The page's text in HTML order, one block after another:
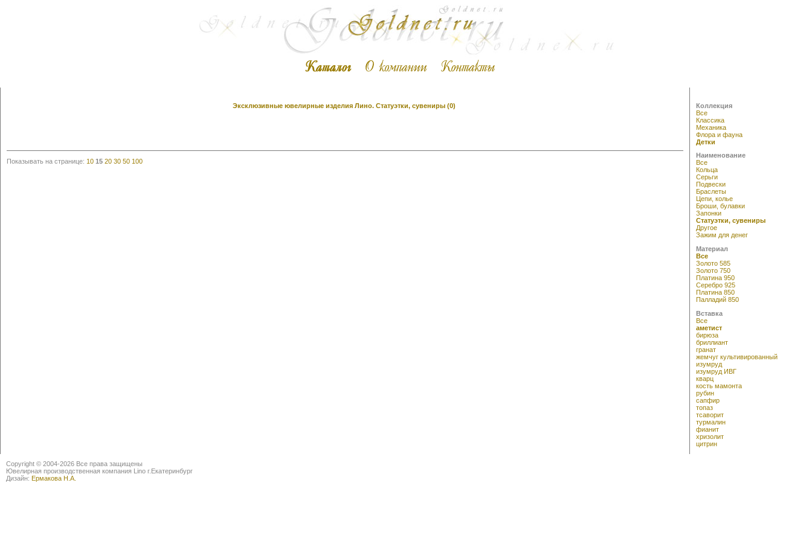
Эксклюзивные ювелирные изделия Лино. Статуэтки, сувениры (0)
Показывать на странице: 10 15 20 30 50 100
Коллекция
Все
Классика
Механика
Флора и фауна
Детки
Наименование
Все
Кольца
Серьги
Подвески
Браслеты
Цепи, колье
Броши, булавки
Запонки
Статуэтки, сувениры
Другое
Зажим для денег
Материал
Все
Золото 585
Золото 750
Платина 950
Серебро 925
Платина 850
Палладий 850
Вставка
Все
аметист
бирюза
бриллиант
гранат
жемчуг культивированный
изумруд
изумруд ИВГ
кварц
кость мамонта
рубин
сапфир
топаз
тсаворит
турмалин
фианит
хризолит
цитрин
Copyright © 2004-2026 Все права защищены
Ювелирная производственная компания Lino г.Екатеринбург
Дизайн: Ермакова Н.А.